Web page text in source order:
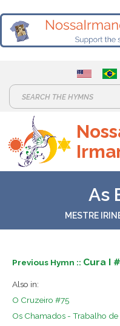
e
a
r
:
As
MESTRE
Previous Hymn :: Cura I
Also in:
O Cruzeiro #75
Os Chamados - Trabalho de